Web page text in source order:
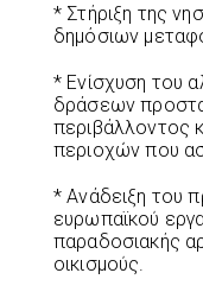
* Στήριξη της
δημόσιων
* Ενίσχυση του
δράσεων
περιβάλλοντος
περιοχών που
* Ανάδειξη του
ευρωπαϊκού
παραδοσιακής
οικισμούς.